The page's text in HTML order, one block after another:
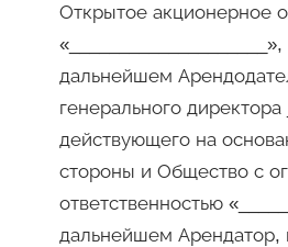
Открытое акционерное
дальнейшем
генерального директора
действующего на
стороны и Общество с
ответственностью
дальнейшем Арендатор,